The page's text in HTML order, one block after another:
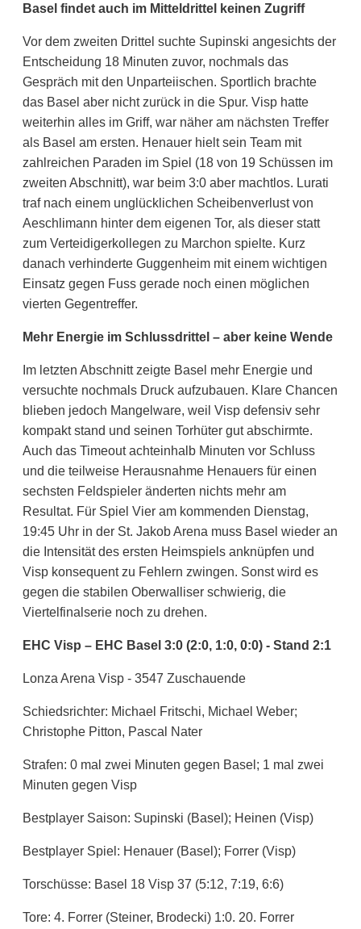
Basel findet auch im Mitteldrittel keinen Zugriff
Vor dem zweiten Drittel suchte Supinski angesichts der
Entscheidung 18 Minuten zuvor, nochmals das
Gespräch mit den Unparteiischen. Sportlich brachte
das Basel aber nicht zurück in die Spur. Visp hatte
weiterhin alles im Griff, war näher am nächsten Treffer
als Basel am ersten. Henauer hielt sein Team mit
zahlreichen Paraden im Spiel (18 von 19 Schüssen im
zweiten Abschnitt), war beim 3:0 aber machtlos. Lurati
traf nach einem unglücklichen Scheibenverlust von
Aeschlimann hinter dem eigenen Tor, als dieser statt
zum Verteidigerkollegen zu Marchon spielte. Kurz
danach verhinderte Guggenheim mit einem wichtigen
Einsatz gegen Fuss gerade noch einen möglichen
vierten Gegentreffer.
Mehr Energie im Schlussdrittel – aber keine Wende
Im letzten Abschnitt zeigte Basel mehr Energie und
versuchte nochmals Druck aufzubauen. Klare Chancen
blieben jedoch Mangelware, weil Visp defensiv sehr
kompakt stand und seinen Torhüter gut abschirmte.
Auch das Timeout achteinhalb Minuten vor Schluss
und die teilweise Herausnahme Henauers für einen
sechsten Feldspieler änderten nichts mehr am
Resultat. Für Spiel Vier am kommenden Dienstag,
19:45 Uhr in der St. Jakob Arena muss Basel wieder an
die Intensität des ersten Heimspiels anknüpfen und
Visp konsequent zu Fehlern zwingen. Sonst wird es
gegen die stabilen Oberwalliser schwierig, die
Viertelfinalserie noch zu drehen.
EHC Visp – EHC Basel 3:0 (2:0, 1:0, 0:0) - Stand 2:1
Lonza Arena Visp - 3547 Zuschauende
Schiedsrichter: Michael Fritschi, Michael Weber;
Christophe Pitton, Pascal Nater
Strafen: 0 mal zwei Minuten gegen Basel; 1 mal zwei
Minuten gegen Visp
Bestplayer Saison: Supinski (Basel); Heinen (Visp)
Bestplayer Spiel: Henauer (Basel); Forrer (Visp)
Torschüsse: Basel 18 Visp 37 (5:12, 7:19, 6:6)
Tore: 4. Forrer (Steiner, Brodecki) 1:0. 20. Forrer